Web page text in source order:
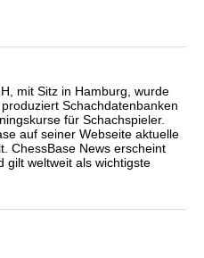
mit Sitz in Hamburg, wurde
Schachdatenbanken
für Schachspieler.
auf seiner Webseite aktuelle
ChessBase News erscheint
gilt weltweit als wichtigste